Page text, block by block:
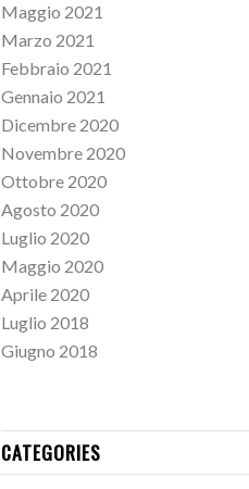
Maggio 2021
Marzo 2021
Febbraio 2021
Gennaio 2021
Dicembre 2020
Novembre 2020
Ottobre 2020
Agosto 2020
Luglio 2020
Maggio 2020
Aprile 2020
Luglio 2018
Giugno 2018
CATEGORIES